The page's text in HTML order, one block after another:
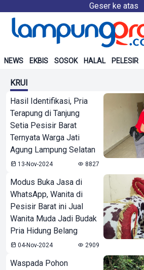
Geser ke atas
NEWS EKBIS SOSOK HALAL PELESIR
KRUI
Hasil Identifikasi, Pria
Terapung di Tanjung
Setia Pesisir Barat
Ternyata Warga Jati
Agung Lampung Selatan
13-Nov-2024 8827
Modus Buka Jasa di
WhatsApp, Wanita di
Pesisir Barat ini Jual
Wanita Muda Jadi Budak
Pria Hidung Belang
04-Nov-2024 2909
Waspada Pohon